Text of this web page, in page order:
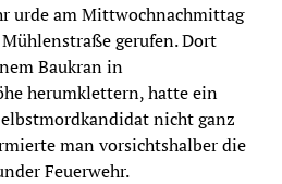
urde am Mittwochnachmittag
gerufen. Dort
Baukran in
herumklettern, hatte ein
nicht ganz
man vorsichtshalber die
Feuerwehr.